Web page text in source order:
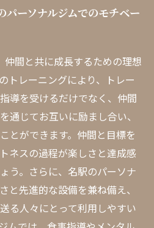
パーソナルジムでのモチベー
仲間と共に成長するための理想
トレーニングにより、トレー
導を受けるだけでなく、仲間
通じてお互いに励まし合い、
とができます。仲間と目標を
ネスの過程が楽しさと達成感
う。さらに、名駅のパーソナ
と先進的な設備を兼ね備え、
る人々にとって利用しやすい